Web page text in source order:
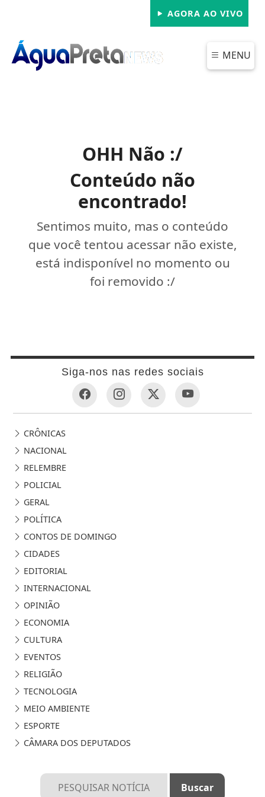
AGORA AO VIVO
MENU
OHH Não :/
Conteúdo não
encontrado!
Sentimos muito, mas o conteúdo
que você tentou acessar não existe,
está indisponível no momento ou
foi removido :/
Siga-nos nas redes sociais
CRÔNICAS
NACIONAL
RELEMBRE
POLICIAL
GERAL
POLÍTICA
CONTOS DE DOMINGO
CIDADES
EDITORIAL
INTERNACIONAL
OPINIÃO
ECONOMIA
CULTURA
EVENTOS
RELIGIÃO
TECNOLOGIA
MEIO AMBIENTE
ESPORTE
CÂMARA DOS DEPUTADOS